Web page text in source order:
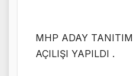
MHP ADAY
AÇILIŞI YAPILDI .